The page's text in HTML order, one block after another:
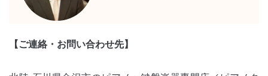
【ご連絡・お問い合わせ先】